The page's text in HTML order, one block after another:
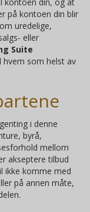
på kontoen din blir
uredelige,
eller
Suite
hvem som helst av
i denne
byrå,
mellom
akseptere tilbud
ikke komme med
på annen måte,